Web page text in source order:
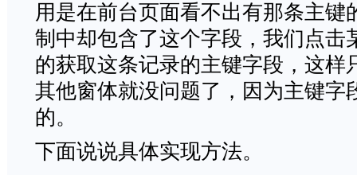
用是在前台页面看不出有那条主键
制中却包含了这个字段，我们点击
的获取这条记录的主键字段，这样
其他窗体就没问题了，因为主键字
的。
下面说说具体实现方法。